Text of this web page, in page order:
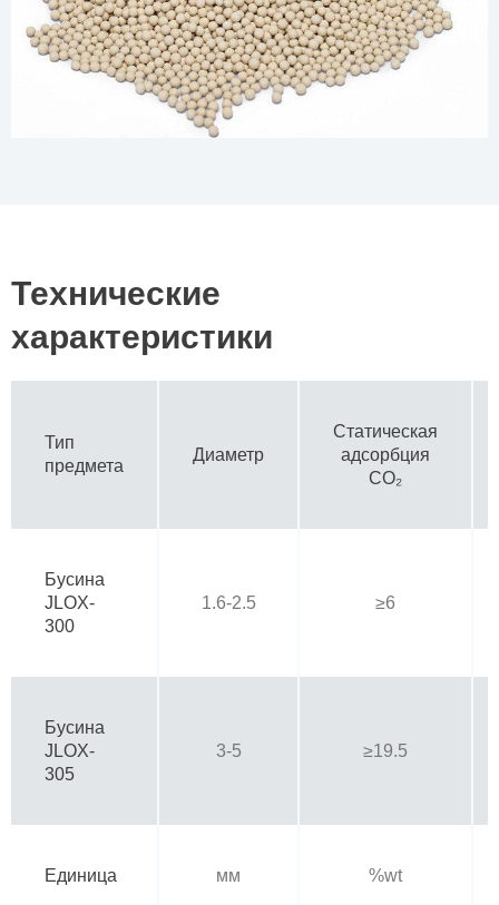
Технические
характеристики
Тип
предмета
Диаметр
Статическая
адсорбция
CO₂
Бусина
JLOX-
300
1.6-2.5 ≥6
Бусина
JLOX-
305
3-5 ≥19.5
Единица мм %wt